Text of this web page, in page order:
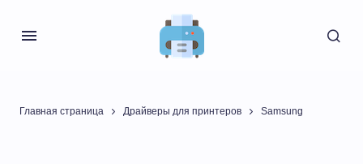
Главная страница Драйверы для принтеров Samsung